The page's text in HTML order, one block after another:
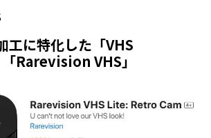
工に特化した「VHS
Rarevision VHS」